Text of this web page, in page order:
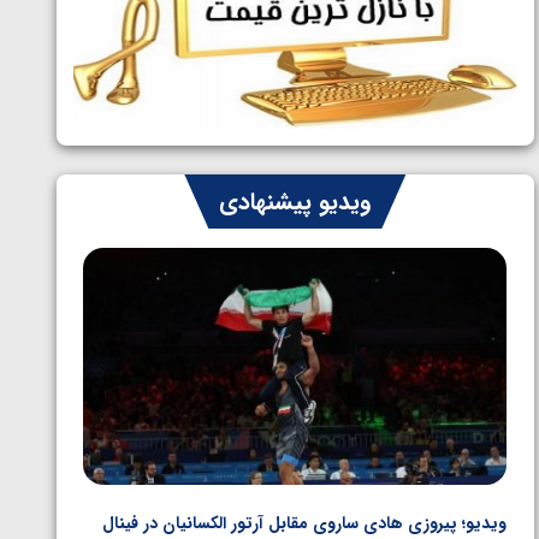
دوم کشتی فرنگی نوجوانان جهان
1405/05/06
ویدیو پیشنهادی
ویدیو؛ پیروزی هادی ساروی مقابل آرتور الکسانیان در فینال